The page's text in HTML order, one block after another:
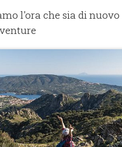
l'ora che sia di